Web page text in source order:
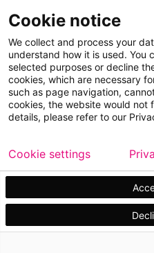
Finanças
Aviso legal
Política de
Marcas registradas
Cookie notice
We collect and process your
understand how it is used. You
selected purposes or decline
cookies, which are necessary
such as page navigation,
cookies, the website would not
details, please refer to our
Cookie settings